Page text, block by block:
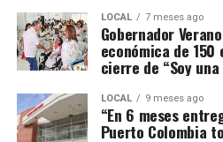
LOCAL 7 meses ago
Gobernador
económica de
cierre de “Soy
LOCAL 9 meses ago
“En 6 meses
Puerto Colombia